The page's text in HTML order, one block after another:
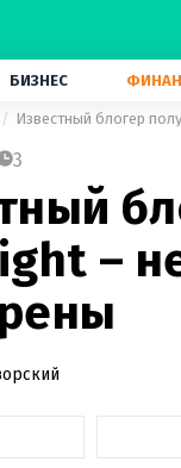
БИЗНЕС
Известный блогер
3
–